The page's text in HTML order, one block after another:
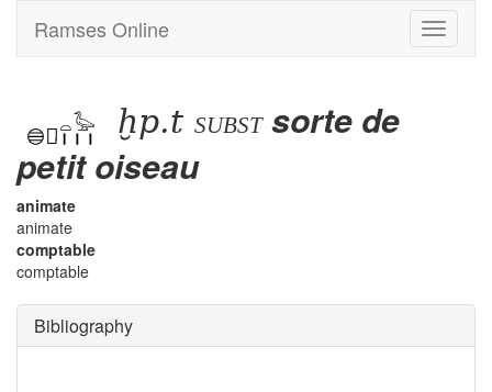
Toggle
Ramses Online
ḫp.t subst sorte de
petit oiseau
animate
animate
comptable
comptable
Bibliography